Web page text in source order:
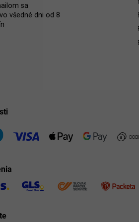
sa
všedné dni od 8